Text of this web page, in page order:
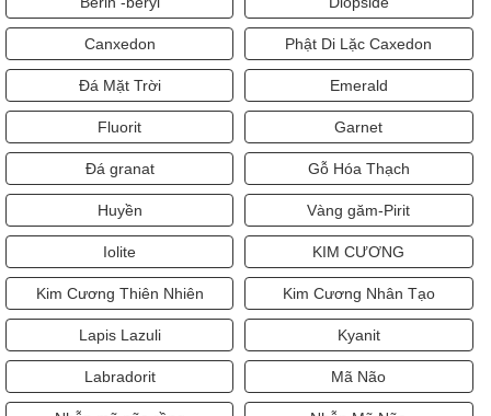
Berin -beryl Diopside
Canxedon Phật Di Lặc Caxedon
Đá Mặt Trời Emerald
Fluorit Garnet
Đá granat Gỗ Hóa Thạch
Huyền Vàng găm-Pirit
Iolite KIM CƯƠNG
Kim Cương Thiên Nhiên Kim Cương Nhân Tạo
Lapis Lazuli Kyanit
Labradorit Mã Não